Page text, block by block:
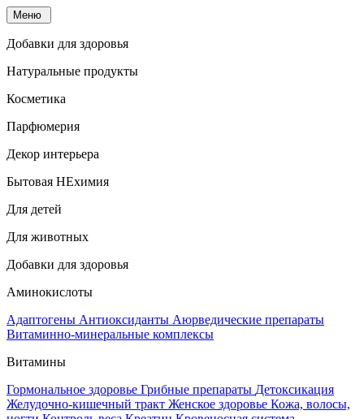
Меню
Добавки для здоровья
Натуральные продукты
Косметика
Парфюмерия
Декор интерьера
Бытовая НЕхимия
Для детей
Для животных
Добавки для здоровья
Аминокислоты
Адаптогены Антиоксиданты Аюрведические препараты
Витаминно-минеральные комплексы
Витамины
Гормональное здоровье Грибные препараты Детоксикация
Желудочно-кишечный тракт Женское здоровье Кожа, волосы,